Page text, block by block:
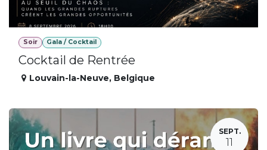
Soir Gala / Cocktail
Cocktail de Rentrée
Louvain-la-Neuve, Belgique
SEPT.
11